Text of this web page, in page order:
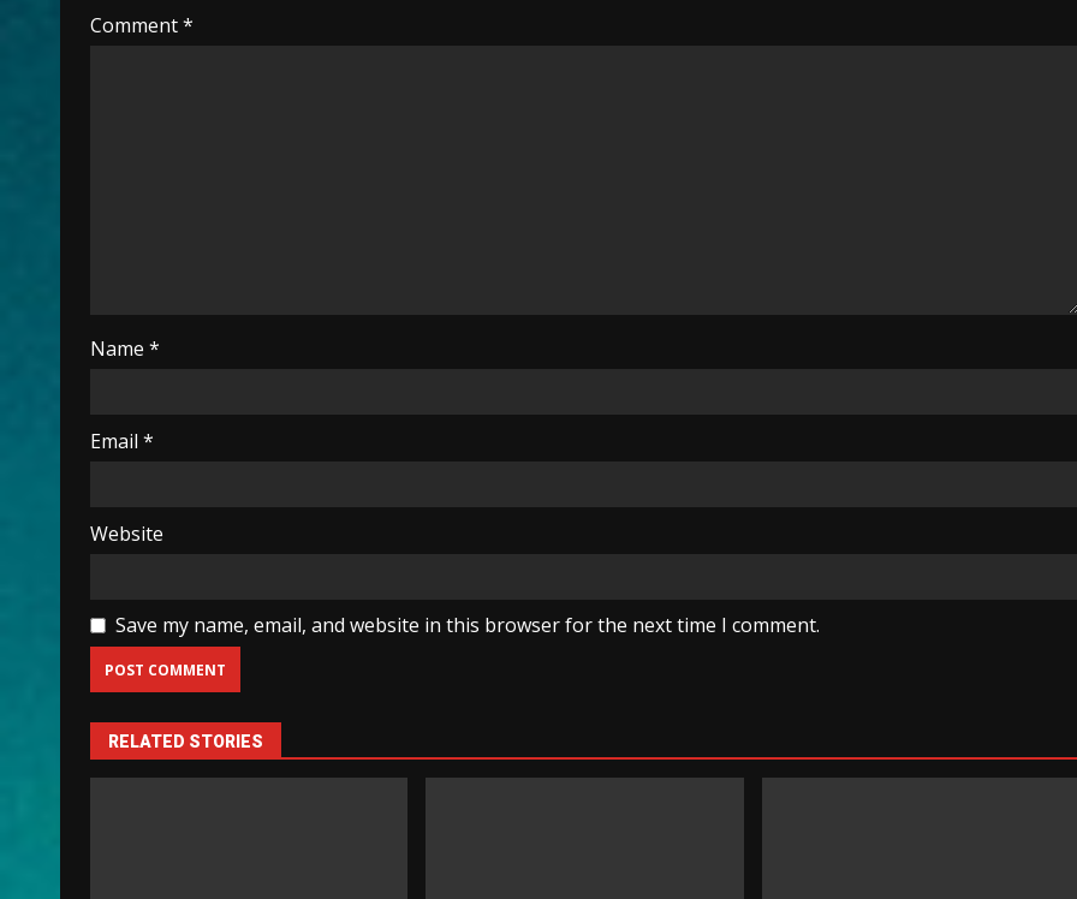
Comment*
Name *
Email *
Website
Save my name, email, and website in this browser for the next time I comment.
RELATED STORIES